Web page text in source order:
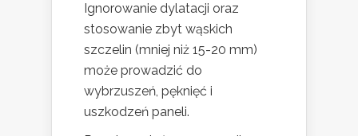
Ignorowanie dylatacji oraz
stosowanie zbyt wąskich
szczelin (mniej niż 15-20 mm)
może prowadzić do
wybrzuszeń, pęknięć i
uszkodzeń paneli.